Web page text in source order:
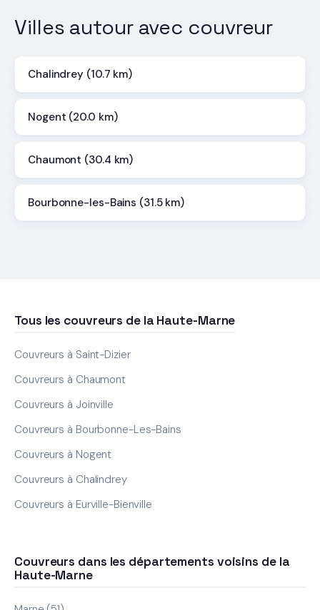
Villes autour avec couvreur
Chalindrey (10.7 km)
Nogent (20.0 km)
Chaumont (30.4 km)
Bourbonne-les-Bains (31.5 km)
Tous les couvreurs de la Haute-Marne
Couvreurs à Saint-Dizier
Couvreurs à Chaumont
Couvreurs à Joinville
Couvreurs à Bourbonne-Les-Bains
Couvreurs à Nogent
Couvreurs à Chalindrey
Couvreurs à Eurville-Bienville
Couvreurs dans les départements voisins de la
Haute-Marne